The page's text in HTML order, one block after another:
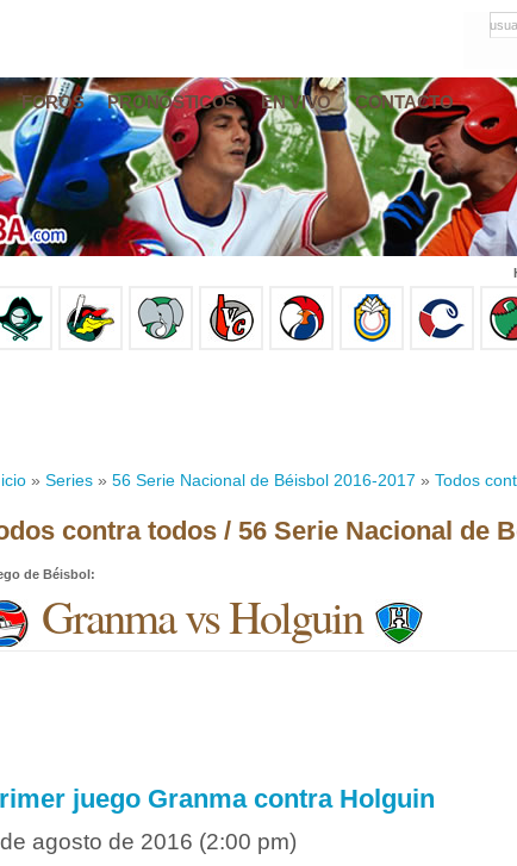
FOROS PRONÓSTICOS EN VIVO CONTACTO
» Series » 56 Serie Nacional de Béisbol 2016-2017 » Todos
contra todos / 56 Serie Nacional de
de Béisbol:
Granma vs Holguin
juego Granma contra Holguin
agosto de 2016 (2:00 pm)